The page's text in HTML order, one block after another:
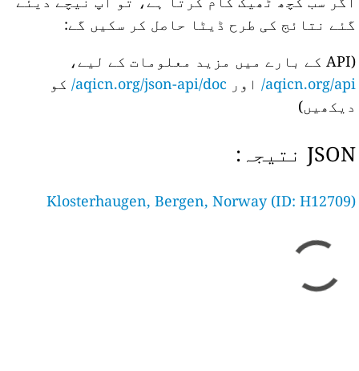
گئے نتائج کی طرح ڈیٹا حاصل کر سکیں گے:
(API کے بارے میں مزید معلومات کے لیے،
aqicn.org/api/
اور aqicn.org/json-api/doc/ کو
دیکھیں)
JSON نتیجہ:
Klosterhaugen, Bergen, Norway (ID: H12709)